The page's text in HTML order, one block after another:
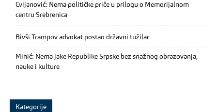
Cvijanović: Nema političke priče u prilogu o Memorijalnom
centru Srebrenica
Bivši Trampov advokat postao državni tužilac
Minić: Nema jake Republike Srpske bez snažnog obrazovanja,
nauke i kulture
Kategorije